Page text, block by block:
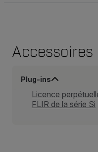
Accessoires
Plug-ins
Licence
FLIR de la série Si